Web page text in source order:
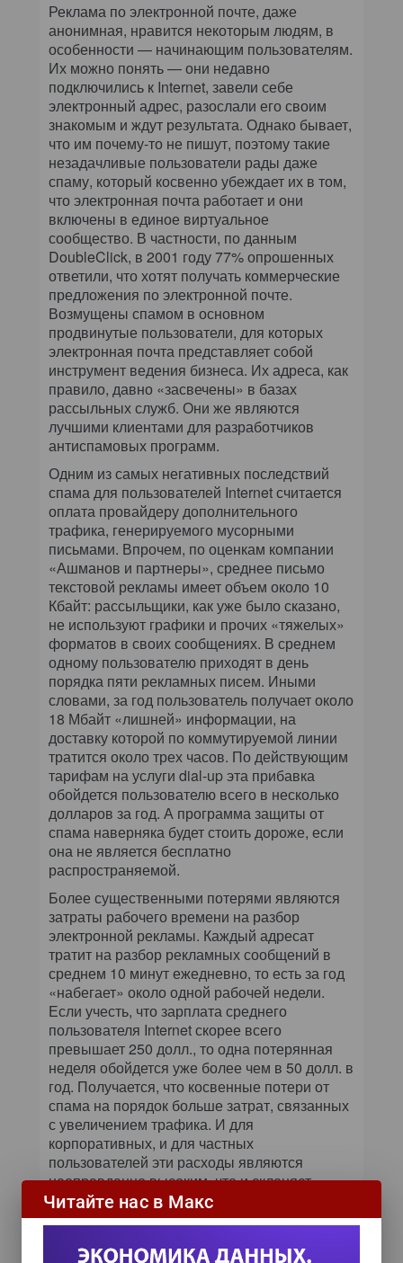
Реклама по электронной почте, даже
анонимная, нравится некоторым людям, в
особенности — начинающим пользователям.
Их можно понять — они недавно
подключились к Internet, завели себе
электронный адрес, разослали его своим
знакомым и ждут результата. Однако бывает,
что им почему-то не пишут, поэтому такие
незадачливые пользователи рады даже
спаму, который косвенно убеждает их в том,
что электронная почта работает и они
включены в единое виртуальное
сообщество. В частности, по данным
DoubleClick, в 2001 году 77% опрошенных
ответили, что хотят получать коммерческие
предложения по электронной почте.
Возмущены спамом в основном
продвинутые пользователи, для которых
электронная почта представляет собой
инструмент ведения бизнеса. Их адреса, как
правило, давно «засвечены» в базах
рассыльных служб. Они же являются
лучшими клиентами для разработчиков
антиспамовых программ.
Одним из самых негативных последствий
спама для пользователей Internet считается
оплата провайдеру дополнительного
трафика, генерируемого мусорными
письмами. Впрочем, по оценкам компании
«Ашманов и партнеры», среднее письмо
текстовой рекламы имеет объем около 10
Кбайт: рассыльщики, как уже было сказано,
не используют графики и прочих «тяжелых»
форматов в своих сообщениях. В среднем
одному пользователю приходят в день
порядка пяти рекламных писем. Иными
словами, за год пользователь получает около
18 Мбайт «лишней» информации, на
доставку которой по коммутируемой линии
тратится около трех часов. По действующим
тарифам на услуги dial-up эта прибавка
обойдется пользователю всего в несколько
долларов за год. А программа защиты от
спама наверняка будет стоить дороже, если
она не является бесплатно
распространяемой.
Более существенными потерями являются
затраты рабочего времени на разбор
электронной рекламы. Каждый адресат
тратит на разбор рекламных сообщений в
среднем 10 минут ежедневно, то есть за год
«набегает» около одной рабочей недели.
Если учесть, что зарплата среднего
пользователя Internet скорее всего
превышает 250 долл., то одна потерянная
неделя обойдется уже более чем в 50 долл. в
год. Получается, что косвенные потери от
спама на порядок больше затрат, связанных
с увеличением трафика. И для
корпоративных, и для частных
пользователей эти расходы являются
неоправданно высоким, что и склоняет
людей приобретать средства защиты от
спама и рекламных рассылок.
С точки зрения рекламодателя почтовые
Читайте нас в Макс